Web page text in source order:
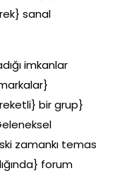
sanal
imkanlar
bir grup}
zamankı temas
forum